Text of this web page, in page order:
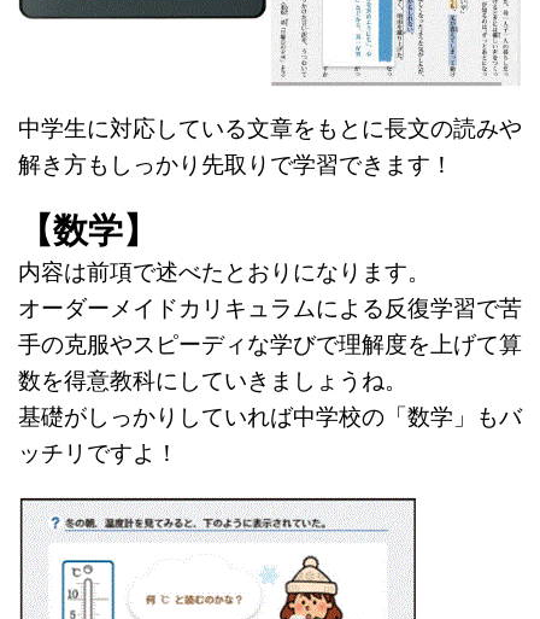
中学生に対応している文章をもとに長文の読みや
解き方もしっかり先取りで学習できます！
【数学】
内容は前項で述べたとおりになります。
オーダーメイドカリキュラムによる反復学習で苦
手の克服やスピーディな学びで理解度を上げて算
数を得意教科にしていきましょうね。
基礎がしっかりしていれば中学校の「数学」もバ
ッチリですよ！